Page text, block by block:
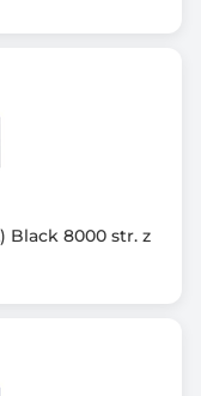
Black 8000 str. z